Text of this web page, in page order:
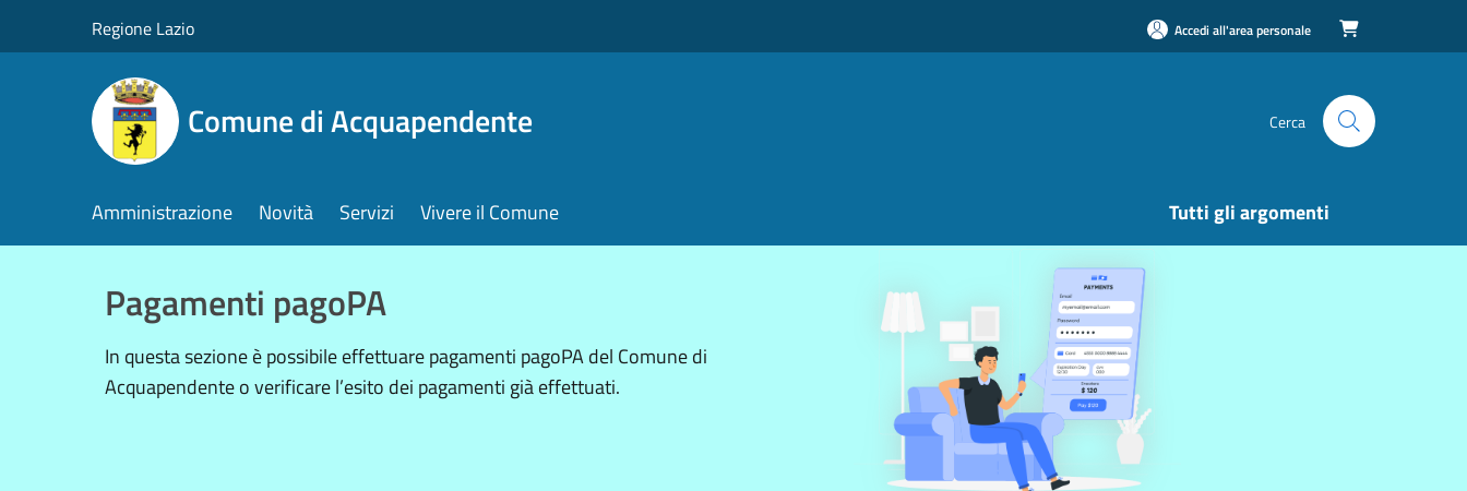
Regione Lazio Accedi all'area personale 
Comune di Acquapendente Cerca
Amministrazione Novità Servizi Vivere il Comune Tutti gli argomenti
Pagamenti pagoPA
In questa sezione è possibile effettuare pagamenti pagoPA del Comune di
Acquapendente o verificare l’esito dei pagamenti già effettuati.